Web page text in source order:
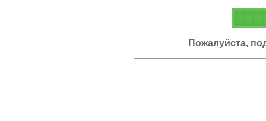
Пожалуйста,